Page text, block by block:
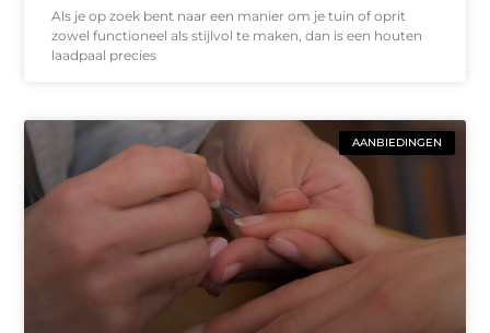
Als je op zoek bent naar een manier om je tuin of oprit
zowel functioneel als stijlvol te maken, dan is een houten
laadpaal precies
AANBIEDINGEN